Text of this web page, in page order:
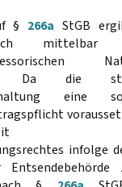
§ 266a StGB
Da die
eine
infolge
Entsendebehörde